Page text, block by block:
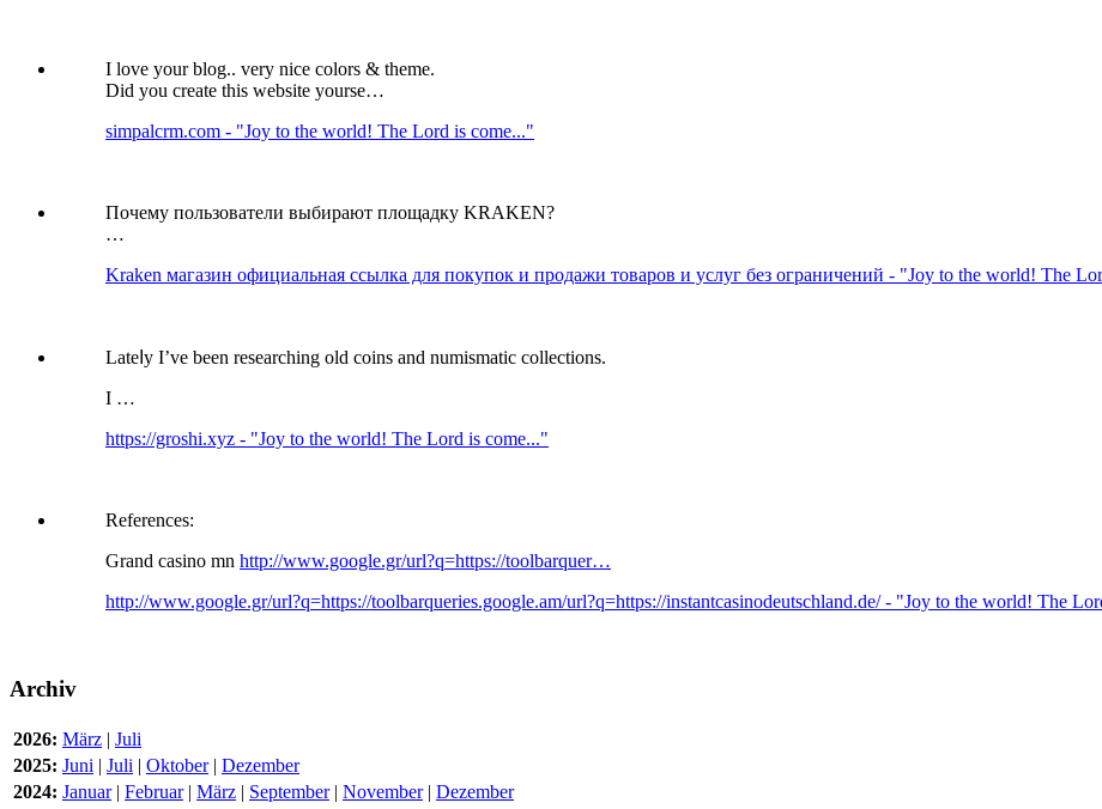
I love your blog.. very nice colors & theme.
Did you create this website yourse…
simpalcrm.com - "Joy to the world! The Lord is come..."
Почему пользователи выбирают площадку KRAKEN?
…
Kraken магазин официальная ссылка для покупок и продажи товаров и услуг без ограничений - "Joy to the world! The
Lateⅼy I’ve been researcһing old сoins and numismatic collections.
I …
https://groshi.xyz - "Joy to the world! The Lord is come..."
References:
Grand casino mn http://www.google.gr/url?q=https://toolbarquer…
http://www.google.gr/url?q=https://toolbarqueries.google.am/url?q=https://instantcasinodeutschland.de/ - "Joy to the world! The
Archiv
2026: März | Juli
2025: Juni | Juli | Oktober| Dezember
2024: Januar| Februar| März | September| November| Dezember